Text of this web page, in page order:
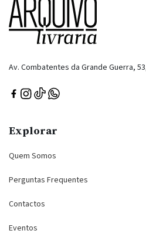
Av. Combatentes da Grande Guerra,
Explorar
Quem Somos
Perguntas Frequentes
Contactos
Eventos